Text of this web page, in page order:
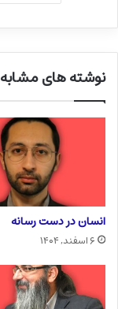
نوشته های مشابه
انسان در دست رسانه
۶ اسفند, ۱۴۰۴